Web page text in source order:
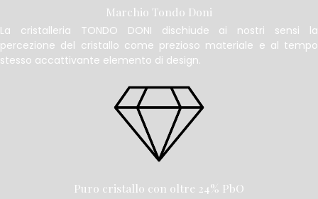
Marchio Tondo Doni
La cristalleria TONDO DONI dischiude ai nostri sensi la
percezione del cristallo come prezioso materiale e al tempo
stesso accattivante elemento di design.
Puro cristallo con oltre 24% PbO